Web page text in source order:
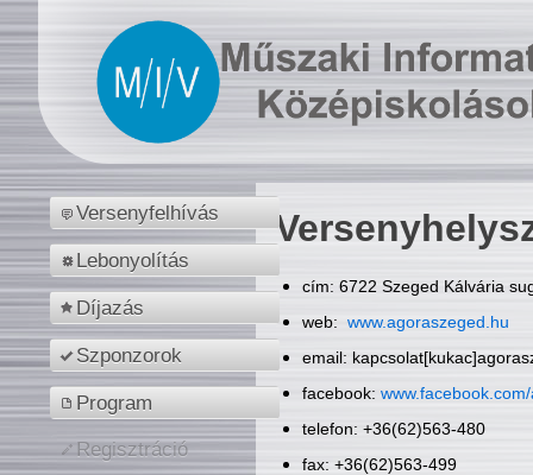
Versenyfelhívás
Lebonyolítás
Díjazás
Szponzorok
Program
Regisztráció
cím: 6722 Szeged Kálvária
web: www.agoraszeged.hu
email:
facebook:
telefon: +36(62)563-480
fax: +36(62)563-499